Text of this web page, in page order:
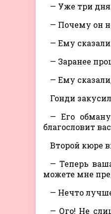
— Уже три
— Почему он
— Ему
— Заранее
— Ему
Гонди
— Его
благословит
Второй кюре
— Теперь
можете мне
— Нечто
— Ого! Не